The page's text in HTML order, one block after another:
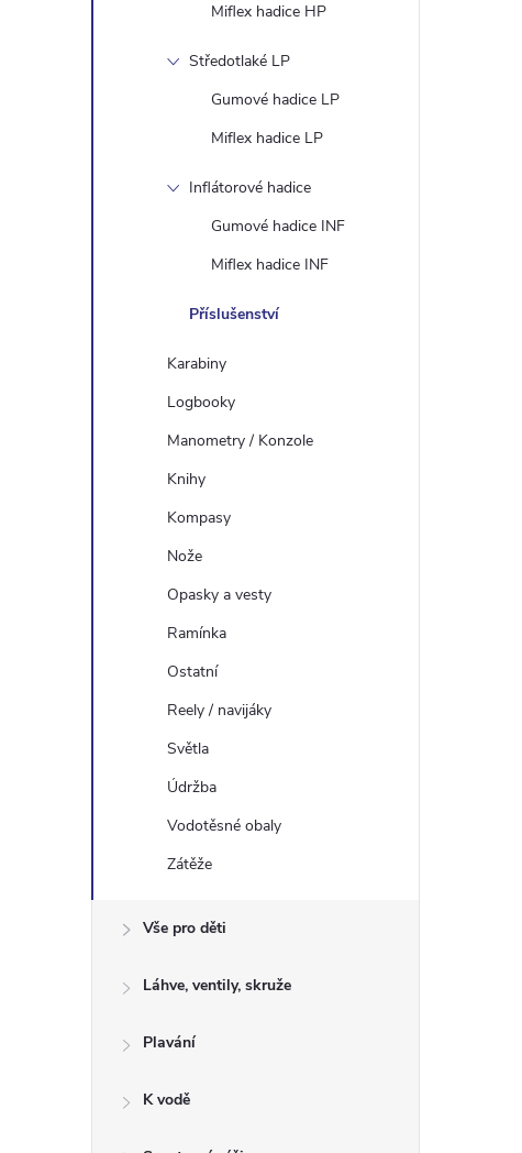
Miflex hadice HP
Středotlaké LP
Gumové hadice LP
Miflex hadice LP
Inflátorové hadice
Gumové hadice INF
Miflex hadice INF
Příslušenství
Karabiny
Logbooky
Manometry / Konzole
Knihy
Kompasy
Nože
Opasky a vesty
Ramínka
Ostatní
Reely / navijáky
Světla
Údržba
Vodotěsné obaly
Zátěže
Vše pro děti
Láhve, ventily, skruže
Plavání
K vodě